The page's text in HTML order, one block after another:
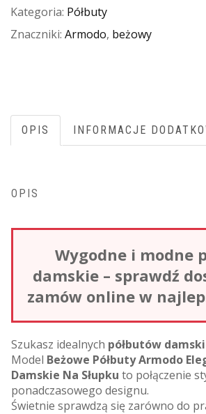
Kategoria: Półbuty
Znaczniki: Armodo, beżowy
OPIS INFORMACJE
OPIS
Wygodne i modne
damskie – sprawdź
zamów online w
Szukasz idealnych półbutów
Model Beżowe Półbuty Armodo
Damskie Na Słupku to połączenie
ponadczasowego designu.
Świetnie sprawdzą się zarówno do